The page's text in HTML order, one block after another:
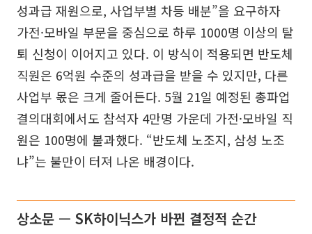
성과급 재원으로, 사업부별 차등 배분”을 요구하자
가전·모바일 부문을 중심으로 하루 1000명 이상의 탈
퇴 신청이 이어지고 있다. 이 방식이 적용되면 반도체
직원은 6억원 수준의 성과급을 받을 수 있지만, 다른
사업부 몫은 크게 줄어든다. 5월 21일 예정된 총파업
결의대회에서도 참석자 4만명 가운데 가전·모바일 직
원은 100명에 불과했다. “반도체 노조지, 삼성 노조
냐”는 불만이 터져 나온 배경이다.
상소문 — SK하이닉스가 바뀐 결정적 순간